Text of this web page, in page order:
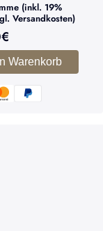
(inkl. 19%
Versandkosten)
€
Warenkorb